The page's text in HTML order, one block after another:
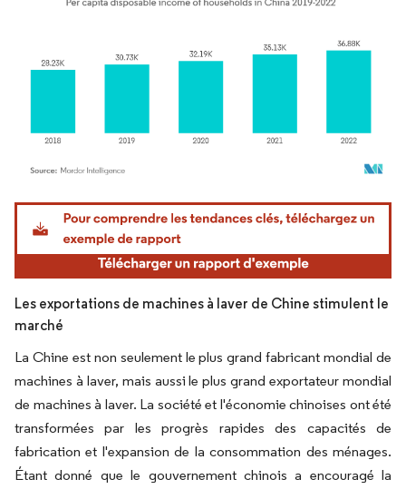
Image © Mordor Intelligence. La réutilisation nécessite une attribution sous CC BY
Les exportations de machines à laver de Chine stimulent le
marché
La Chine est non seulement le plus grand fabricant mondial de
machines à laver, mais aussi le plus grand exportateur mondial
de machines à laver. La société et l'économie chinoises ont été
transformées par les progrès rapides des capacités de
fabrication et l'expansion de la consommation des ménages.
Étant donné que le gouvernement chinois a encouragé la